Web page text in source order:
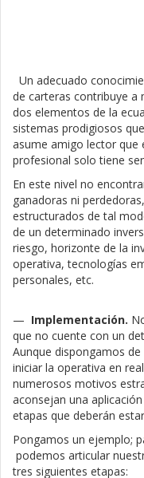
Un adecuado
de carteras contribuye a
dos elementos de la
sistemas prodigiosos
asume amigo lector que
profesional solo tiene
En este nivel no
ganadoras ni
estructurados de tal
de un determinado
riesgo, horizonte de la
operativa, tecnologías
personales, etc.
— Implementación.
que no cuente con un
Aunque dispongamos
iniciar la operativa en
numerosos motivos
aconsejan una
etapas que deberán
Pongamos un ejemplo;
podemos articular
tres siguientes etapas: